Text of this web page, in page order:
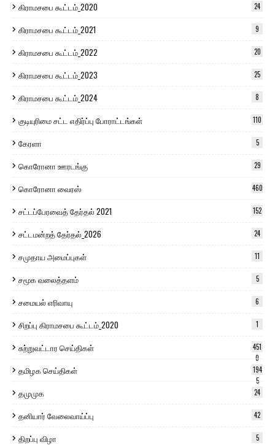
கிராமசபை கூட்டம்_2020 24
கிராமசபை கூட்டம்_2021 9
கிராமசபை கூட்டம்_2022 20
கிராமசபை கூட்டம்_2023 25
கிராமசபை கூட்டம்_2024 8
குடியுரிமை சட்ட எதிர்ப்பு போராட்டங்கள் 110
கேரளா 5
கொரோனா ஊரடங்கு 29
கொரோனா வைரஸ் 460
சட்டப்பேரவைத் தேர்தல் 2021 152
சட்டமன்றத் தேர்தல்_2026 24
சமுதாய அமைப்புகள் 11
சமூக வலைத்தளம் 5
சமையல் எரிவாயு 6
சிறப்பு கிராமசபை கூட்டம்_2020 1
சுற்றுவட்டார செய்திகள்
451
0
தமிழக செய்திகள்
194
5
தமுமுக 24
தனியார் வேலைவாய்ப்பு 42
திறப்பு விழா 5